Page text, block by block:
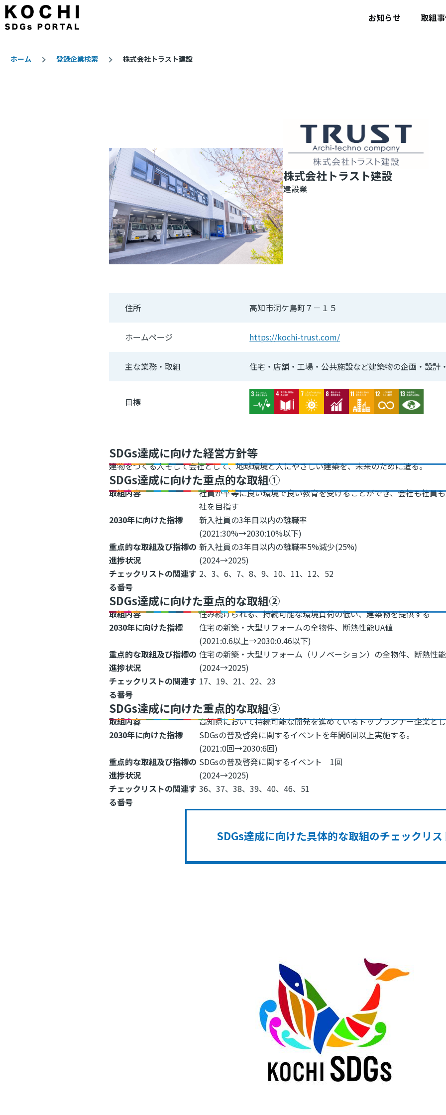
メインコンテンツに移動
お知らせ 取組
ホーム 登録企業検索 株式会社トラスト建設
株式会社トラスト建設
建設業
住所 高知市洞ケ島町７－１５
ホームページ https://kochi-trust.com/
主な業務・取組 住宅・店舗・工場・公共施設など建築物の企画・設計
目標 Image Image Image Image Image Image Image
SDGs達成に向けた経営方針等
建物をつくる人そして会社として、地球環境と人にやさしい建築を、未来のために造る。
SDGs達成に向けた重点的な取組①
取組内容
社員が平等に良い環境で良い教育を受けることができ、会社も社員
社を目指す
2030年に向けた指標
新入社員の3年目以内の離職率
(2021:30%→2030:10%以下)
重点的な取組及び指標の
進捗状況
新入社員の3年目以内の離職率5%減少(25%)
(2024→2025)
チェックリストの関連す
る番号
2、3、6、7、8、9、10、11、12、52
SDGs達成に向けた重点的な取組②
取組内容
住み続けられる、持続可能な環境負荷の低い、建築物を提供する
2030年に向けた指標
住宅の新築・大型リフォームの全物件、断熱性能UA値
(2021:0.6以上→2030:0.46以下)
重点的な取組及び指標の
進捗状況
住宅の新築・大型リフォーム（リノベーション）の全物件、断熱性
(2024→2025)
チェックリストの関連す
る番号
17、19、21、22、23
SDGs達成に向けた重点的な取組③
取組内容
高知県において持続可能な開発を進めているトップランナー企業と
2030年に向けた指標
SDGsの普及啓発に関するイベントを年間6回以上実施する。
(2021:0回→2030:6回)
重点的な取組及び指標の
進捗状況
SDGsの普及啓発に関するイベント 1回
(2024→2025)
チェックリストの関連す
る番号
36、37、38、39、40、46、51
SDGs達成に向けた具体的な取組のチェックリス